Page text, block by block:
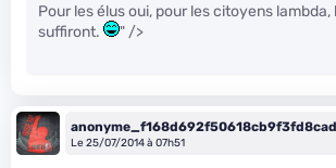
Pour les élus oui, pour les citoyens
suffiront.
" />
Le 25/07/2014 à 07h51